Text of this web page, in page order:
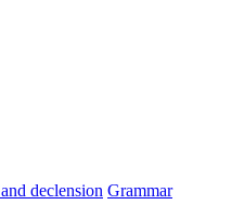
and declension Grammar